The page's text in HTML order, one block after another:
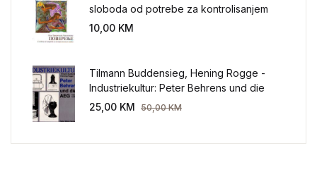
sloboda od potrebe za kontrolisanjem
sveta
10,00 KM
Tilmann Buddensieg, Hening Rogge -
Industriekultur: Peter Behrens und die
AEG 1907-1914.
25,00 KM 50,00KM